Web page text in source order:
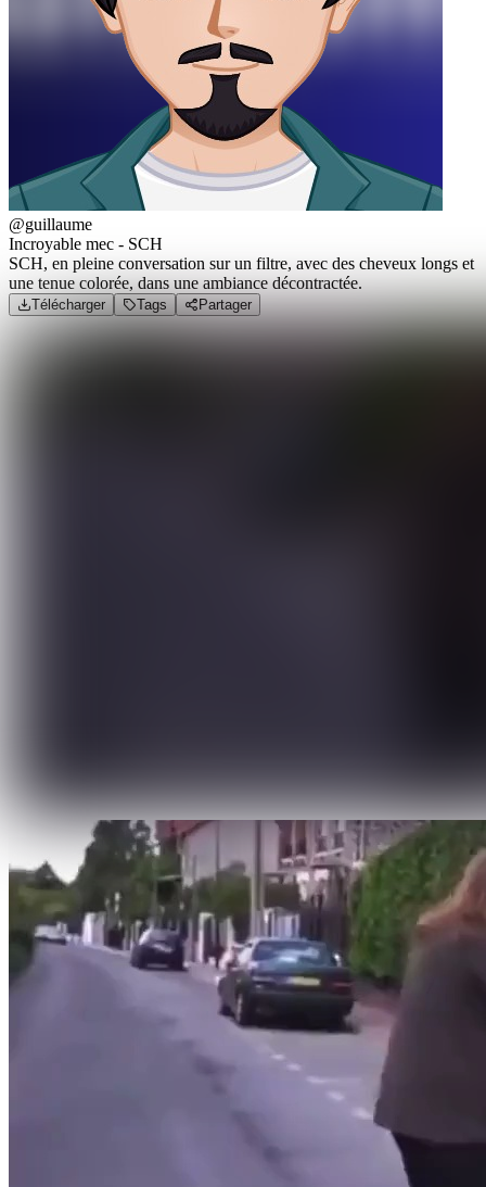
@guillaume
Incroyable mec - SCH
SCH, en pleine conversation sur un filtre, avec des cheveux longs et
une tenue colorée, dans une ambiance décontractée.
Télécharger Tags Partager